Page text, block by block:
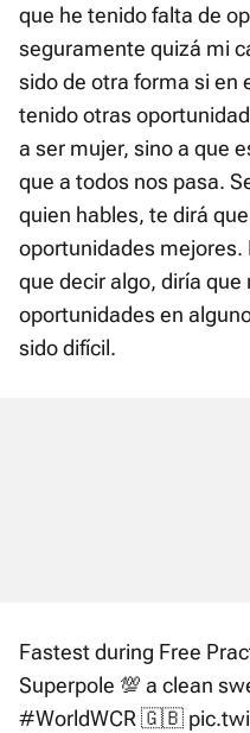
que he tenido falta de
seguramente quizá mi
sido de otra forma si en
tenido otras
a ser mujer, sino a que
que a todos nos pasa.
quien hables, te dirá
oportunidades mejores.
que decir algo, diría
oportunidades en
sido difícil.
Fastest during Free
Superpole 💯 a clean
#WorldWCR 🇬🇧